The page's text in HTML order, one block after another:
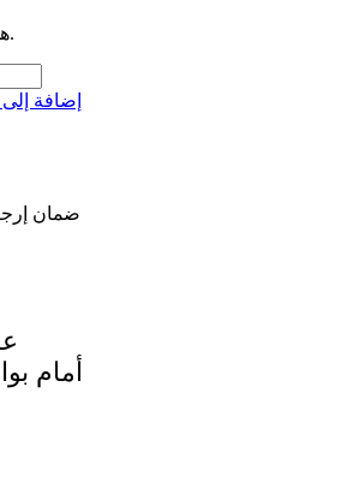
هذه التركيبة غير موجودة.
إضافة
ضمان إرجاع
أمام بوابه 5 سيتي